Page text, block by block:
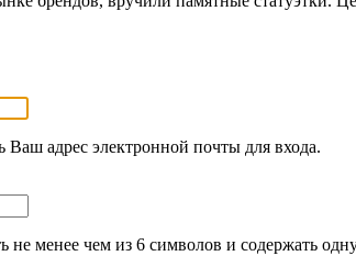
Ваш адрес электронной почты для входа.
не менее чем из 6 символов и содержать